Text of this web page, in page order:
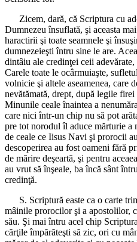
Zicem, dară, că Scriptura cu
Dumnezeu însuflată, şi aceasta
haractirii şi toate seamnele şi
dumnezeieşti întru sine le are.
dintâiu ale credinţei ceii
Carele toate le ocârmuiaşte,
volnicie şi altele aseamenea, care
nevătămată, drept, după legile
Minunile ceale înaintea a
care nici într-un chip nu să pot
pre tot norodul îl aduce mărturie
de ceale ce Iisus Navi şi prorocii
descoperirea au fost oameni fără
de mărire deşeartă, şi pentru
au vrut să înşeale, ba încă sânt
credinţă.
S. Scriptură easte ca o carte
mâinile prorocilor şi a apostolilor,
său. Şi mai întru acel chip
cărţile împărăteşti să zic, ori cu